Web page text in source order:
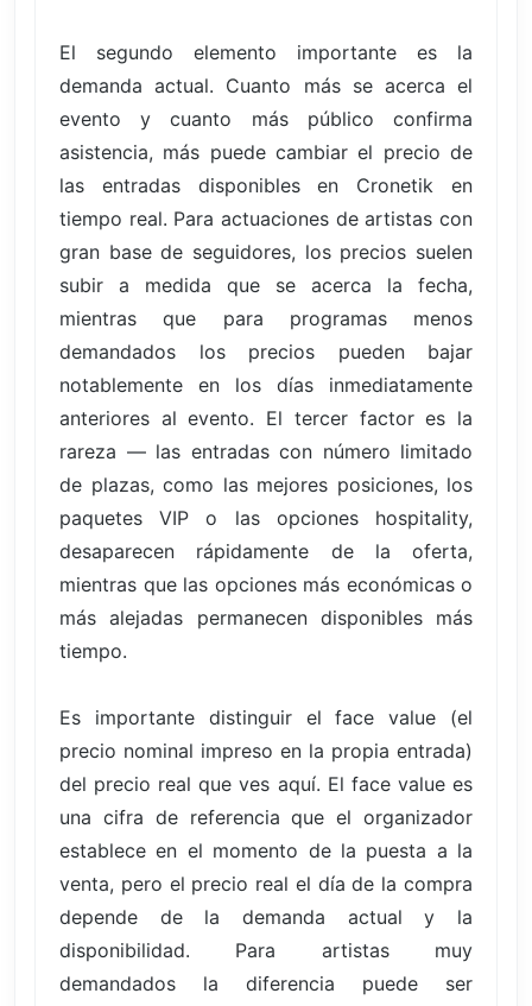
El segundo elemento importante es la
demanda actual. Cuanto más se acerca el
evento y cuanto más público confirma
asistencia, más puede cambiar el precio de
las entradas disponibles en Cronetik en
tiempo real. Para actuaciones de artistas con
gran base de seguidores, los precios suelen
subir a medida que se acerca la fecha,
mientras que para programas menos
demandados los precios pueden bajar
notablemente en los días inmediatamente
anteriores al evento. El tercer factor es la
rareza — las entradas con número limitado
de plazas, como las mejores posiciones, los
paquetes VIP o las opciones hospitality,
desaparecen rápidamente de la oferta,
mientras que las opciones más económicas o
más alejadas permanecen disponibles más
tiempo.
Es importante distinguir el face value (el
precio nominal impreso en la propia entrada)
del precio real que ves aquí. El face value es
una cifra de referencia que el organizador
establece en el momento de la puesta a la
venta, pero el precio real el día de la compra
depende de la demanda actual y la
disponibilidad. Para artistas muy
demandados la diferencia puede ser